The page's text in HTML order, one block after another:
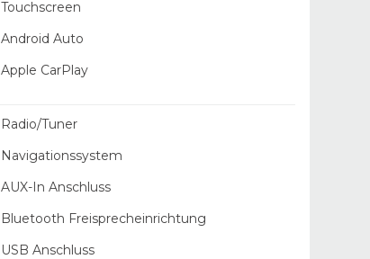
Touchscreen
Android Auto
Apple CarPlay
Radio/Tuner
Navigationssystem
AUX-In Anschluss
Bluetooth Freisprecheinrichtung
USB Anschluss